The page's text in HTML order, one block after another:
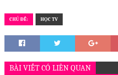
CHỦ ĐỀ: HỌC TV
BÀI VIẾT CÓ LIÊN QUAN